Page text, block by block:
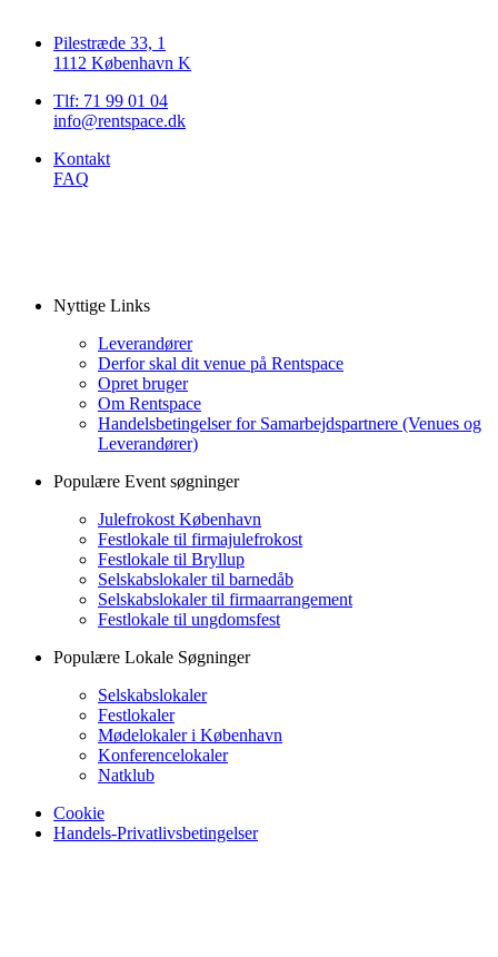
Pilestræde 33, 1
1112 København K
Tlf: 71 99 01 04
info@rentspace.dk
Kontakt
FAQ
Nyttige Links
Leverandører
Derfor skal dit venue på Rentspace
Opret bruger
Om Rentspace
Handelsbetingelser for Samarbejdspartnere (Venues og
Leverandører)
Populære Event søgninger
Julefrokost København
Festlokale til firmajulefrokost
Festlokale til Bryllup
Selskabslokaler til barnedåb
Selskabslokaler til firmaarrangement
Festlokale til ungdomsfest
Populære Lokale Søgninger
Selskabslokaler
Festlokaler
Mødelokaler i København
Konferencelokaler
Natklub
Cookie
Handels-Privatlivsbetingelser